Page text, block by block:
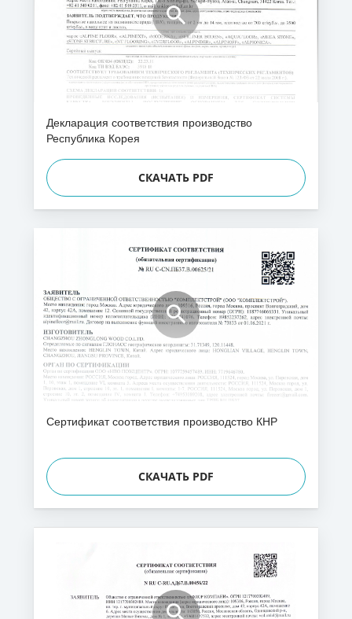
Декларация соответствия производство
Республика Корея
СКАЧАТЬ PDF
Сертификат соответствия производство КНР
СКАЧАТЬ PDF